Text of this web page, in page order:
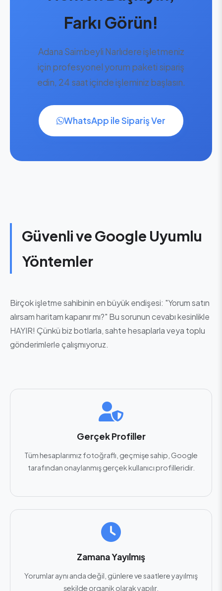
Farkı Görün!
Adana Saimbeyli Narlıdere işletmeniz
için profesyonel yorum paketi sipariş
edin, 24 saat içinde işleminiz başlasın.
WhatsApp ile Sipariş Ver
Güvenli ve Google Uyumlu
Yöntemler
Birçok işletme sahibinin en büyük endişesi: "Yorum satın
alırsam haritam kapanır mı?" Bu sorunun cevabı kesinlikle
HAYIR! Çünkü biz botlarla, sahte hesaplarla veya toplu
gönderimlerle çalışmıyoruz.
Gerçek Profiller
Tüm hesaplarımız fotoğraflı, geçmişe sahip, Google
tarafından onaylanmış gerçek kullanıcı profilleridir.
Zamana Yayılmış
Yorumlar aynı anda değil, günlere ve saatlere yayılmış
şekilde organik olarak yapılır.